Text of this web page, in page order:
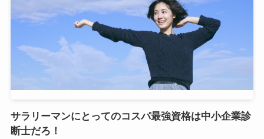
サラリーマンにとってのコスパ最強資格は中小企業診
断士だろ！